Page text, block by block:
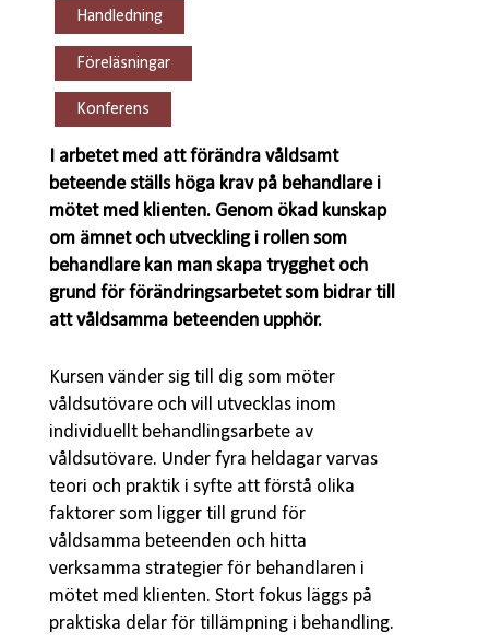
Handledning
Föreläsningar
Konferens
I arbetet med att förändra våldsamt
beteende ställs höga krav på behandlare i
mötet med klienten. Genom ökad kunskap
om ämnet och utveckling i rollen som
behandlare kan man skapa trygghet och
grund för förändringsarbetet som bidrar till
att våldsamma beteenden upphör.
Kursen vänder sig till dig som möter
våldsutövare och vill utvecklas inom
individuellt behandlingsarbete av
våldsutövare. Under fyra heldagar varvas
teori och praktik i syfte att förstå olika
faktorer som ligger till grund för
våldsamma beteenden och hitta
verksamma strategier för behandlaren i
mötet med klienten. Stort fokus läggs på
praktiska delar för tillämpning i behandling.